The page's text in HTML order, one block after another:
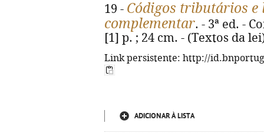
19 - Códigos tributários e
complementar. - 3ª ed. -
[1] p. ; 24 cm. - (Textos da
Link persistente: http://
ADICIONAR À LISTA